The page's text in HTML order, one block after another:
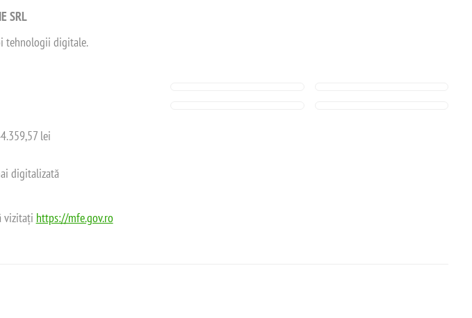
SRL
tehnologii digitale.
lei
digitalizată
vizitați https://mfe.gov.ro